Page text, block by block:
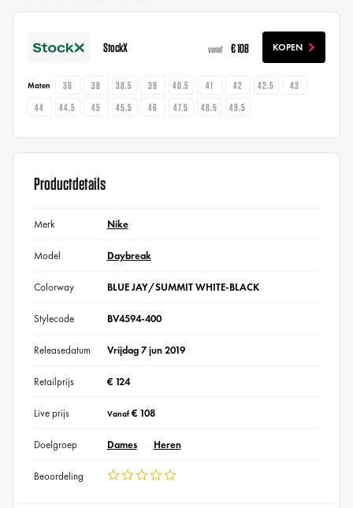
StockX vanaf € 108 KOPEN
Maten 36 38 38.5 39 40.5 41 42 42.5
43
44
44.5 45 45.5 46 47.5 48.5 49.5
Productdetails
Merk Nike
Model Daybreak
Colorway BLUE JAY/SUMMIT WHITE-BLACK
Stylecode BV4594-400
Releasedatum Vrijdag 7 jun 2019
Retailprijs € 124
Live prijs Vanaf€ 108
Doelgroep Dames Heren
Beoordeling